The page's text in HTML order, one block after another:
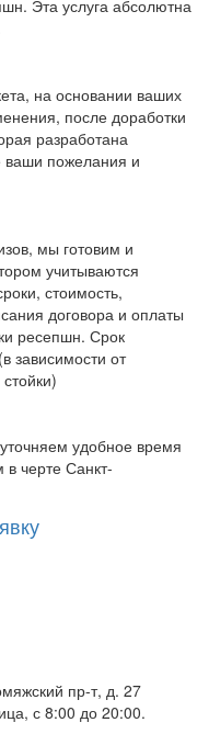
Эта услуга абсолютна
на основании ваших
после доработки
разработана
ваши пожелания и
мы готовим и
учитываются
стоимость,
договора и оплаты
ресепшн. Срок
зависимости от
удобное время
черте Санкт-
пр-т, д. 27
с 8:00 до 20:00.